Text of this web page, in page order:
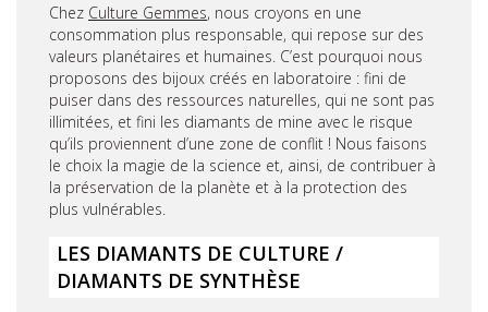
Chez Culture Gemmes, nous croyons en une
consommation plus responsable, qui repose sur des
valeurs planétaires et humaines. C’est pourquoi nous
proposons des bijoux créés en laboratoire : fini de
puiser dans des ressources naturelles, qui ne sont pas
illimitées, et fini les diamants de mine avec le risque
qu’ils proviennent d’une zone de conflit ! Nous faisons
le choix la magie de la science et, ainsi, de contribuer à
la préservation de la planète et à la protection des
plus vulnérables.
LES DIAMANTS DE CULTURE /
DIAMANTS DE SYNTHÈSE